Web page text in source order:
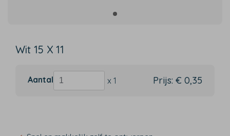
Wit 15 X 11
Aantal x 1 Prijs: € 0,35